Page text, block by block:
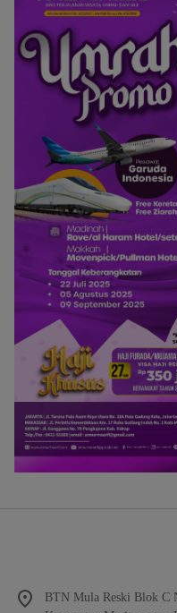
BTN Mula Reski Blok C